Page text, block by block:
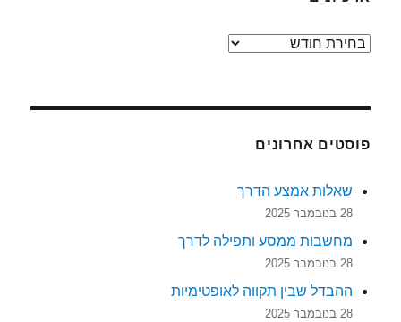
ארכיונים
פוסטים אחרונים
שאלות אמצע הדרך
28 בנובמבר 2025
מחשבות ממסע ותפילה לדרך
28 בנובמבר 2025
ההבדל שבין תקווה לאופטימיות
28 בנובמבר 2025